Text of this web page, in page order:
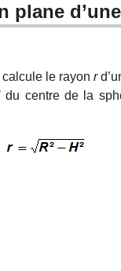
plane
calcule le rayon r
du centre de la